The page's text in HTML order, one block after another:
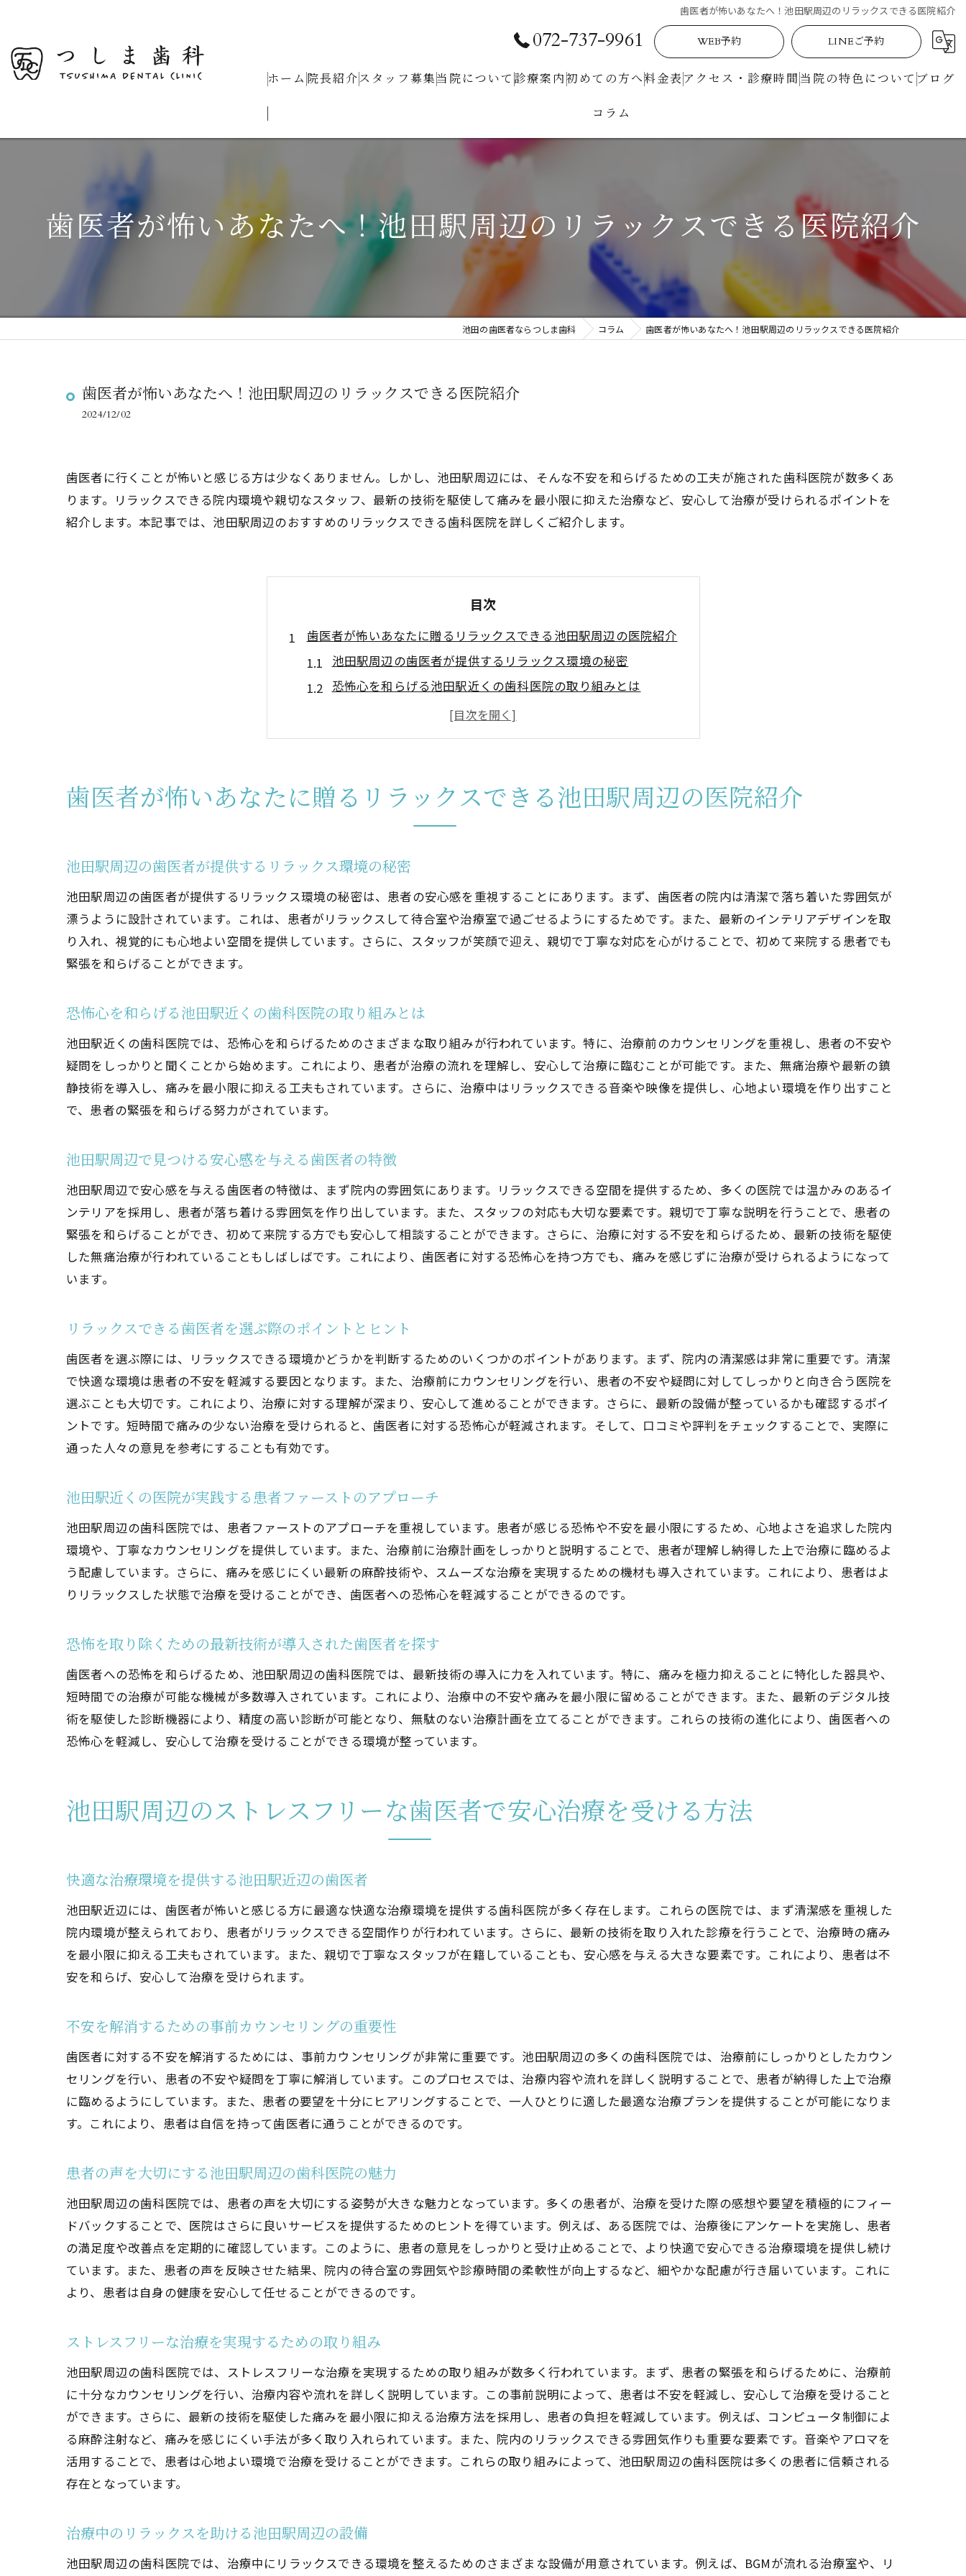
歯医者が怖いあなたへ！池田駅周辺のリラックスできる医院紹介
072-737-9961 WEB予約 LINEご予約
ホーム 院長紹介スタッフ募集当院について 診療案内
⾍⻭治療
睡眠歯科
噛み合わせ
初めての⽅へ料金表アクセス・診療時間 当院の特色について
駅近
マイクロスコープ
ブログ
コラム
歯医者が怖いあなたへ！池田駅周辺のリラックスできる医院紹介
池田の歯医者ならつしま歯科 コラム 歯医者が怖いあなたへ！池田駅周辺のリラックスできる医院紹介
歯医者が怖いあなたへ！池田駅周辺のリラックスできる医院紹介
2024/12/02
歯医者に行くことが怖いと感じる方は少なくありません。しかし、池田駅周辺には、そんな不安を和らげるための工夫が施された歯科医院が数多くあ
ります。リラックスできる院内環境や親切なスタッフ、最新の技術を駆使して痛みを最小限に抑えた治療など、安心して治療が受けられるポイントを
紹介します。本記事では、池田駅周辺のおすすめのリラックスできる歯科医院を詳しくご紹介します。
目次
歯医者が怖いあなたに贈るリラックスできる池田駅周辺の医院紹介
池田駅周辺の歯医者が提供するリラックス環境の秘密
恐怖心を和らげる池田駅近くの歯科医院の取り組みとは
池田駅周辺で見つける安心感を与える歯医者の特徴
リラックスできる歯医者を選ぶ際のポイントとヒント
恐怖を取り除くための最新技術が導入された歯医者を探す
池田駅周辺のストレスフリーな歯医者で安心治療を受ける方法
不安を解消するための事前カウンセリングの重要性
患者の声を大切にする池田駅周辺の歯科医院の魅力
ストレスフリーな治療を実現するための取り組み
治療中のリラックスを助ける池田駅周辺の設備
無痛治療を実現するための最新設備と技術
恐怖心を軽減するための歯医者選びのポイント
痛みを最小限に抑えるための治療方法の解説
池田駅周辺で評判の無痛歯科医院の探し方
患者の不安を考慮した池田駅近くの歯医者の取り組み
リラックスできる院内環境が提供する心の平穏
池田駅周辺で安心感を与えるインテリアと設備
恐怖心を和らげるためのスタッフの対応とケア
不安を取り除きやすくするための情報共有の大切さ
快適な治療を実現するための医院の心配り
池田駅周辺の歯医者での快適さをサポートする設備
治療中にリラックスできるための音楽やアロマの活用
池田駅近くの歯医者が提供する個別対応の重要性
歯医者が怖い方必見！池田駅周辺の安心できる医院選び
池田駅周辺で安心できる医院を探す際の注意点
歯医者が怖い理由を理解し対応する医院の特徴
安心感を与えるための医院の雰囲気作り
不安を解消するための医院の情報収集方法
池田駅周辺で見つける痛みを抑えた歯医者の魅力
痛みを抑えるための最新技術が導入された医院
患者の負担を軽減するための医院の工夫
池田駅周辺で話題の無痛治療が可能な歯医者
池田駅近くの歯医者で体験する無痛治療の魅力
池田駅周辺の歯医者でリラックスできる治療を受けるポイント
治療前に不安を取り除くための情報提供の重要性
患者のニーズに応えるための個別対応の魅力
歯医者が怖いあなたに贈るリラックスできる池田駅周辺の医院紹介
池田駅周辺の歯医者が提供するリラックス環境の秘密
池田駅周辺の歯医者が提供するリラックス環境の秘密は、患者の安心感を重視することにあります。まず、歯医者の院内は清潔で落ち着いた雰囲気が
漂うように設計されています。これは、患者がリラックスして待合室や治療室で過ごせるようにするためです。また、最新のインテリアデザインを取
り入れ、視覚的にも心地よい空間を提供しています。さらに、スタッフが笑顔で迎え、親切で丁寧な対応を心がけることで、初めて来院する患者でも
緊張を和らげることができます。
恐怖心を和らげる池田駅近くの歯科医院の取り組みとは
池田駅近くの歯科医院では、恐怖心を和らげるためのさまざまな取り組みが行われています。特に、治療前のカウンセリングを重視し、患者の不安や
疑問をしっかりと聞くことから始めます。これにより、患者が治療の流れを理解し、安心して治療に臨むことが可能です。また、無痛治療や最新の鎮
静技術を導入し、痛みを最小限に抑える工夫もされています。さらに、治療中はリラックスできる音楽や映像を提供し、心地よい環境を作り出すこと
で、患者の緊張を和らげる努力がされています。
池田駅周辺で見つける安心感を与える歯医者の特徴
池田駅周辺で安心感を与える歯医者の特徴は、まず院内の雰囲気にあります。リラックスできる空間を提供するため、多くの医院では温かみのあるイ
ンテリアを採用し、患者が落ち着ける雰囲気を作り出しています。また、スタッフの対応も大切な要素です。親切で丁寧な説明を行うことで、患者の
緊張を和らげることができ、初めて来院する方でも安心して相談することができます。さらに、治療に対する不安を和らげるため、最新の技術を駆使
した無痛治療が行われていることもしばしばです。これにより、歯医者に対する恐怖心を持つ方でも、痛みを感じずに治療が受けられるようになって
います。
リラックスできる歯医者を選ぶ際のポイントとヒント
歯医者を選ぶ際には、リラックスできる環境かどうかを判断するためのいくつかのポイントがあります。まず、院内の清潔感は非常に重要です。清潔
で快適な環境は患者の不安を軽減する要因となります。また、治療前にカウンセリングを行い、患者の不安や疑問に対してしっかりと向き合う医院を
選ぶことも大切です。これにより、治療に対する理解が深まり、安心して進めることができます。さらに、最新の設備が整っているかも確認するポイ
ントです。短時間で痛みの少ない治療を受けられると、歯医者に対する恐怖心が軽減されます。そして、口コミや評判をチェックすることで、実際に
通った人々の意見を参考にすることも有効です。
池田駅近くの医院が実践する患者ファーストのアプローチ
池田駅周辺の歯科医院では、患者ファーストのアプローチを重視しています。患者が感じる恐怖や不安を最小限にするため、心地よさを追求した院内
環境や、丁寧なカウンセリングを提供しています。また、治療前に治療計画をしっかりと説明することで、患者が理解し納得した上で治療に臨めるよ
う配慮しています。さらに、痛みを感じにくい最新の麻酔技術や、スムーズな治療を実現するための機材も導入されています。これにより、患者はよ
りリラックスした状態で治療を受けることができ、歯医者への恐怖心を軽減することができるのです。
恐怖を取り除くための最新技術が導入された歯医者を探す
歯医者への恐怖を和らげるため、池田駅周辺の歯科医院では、最新技術の導入に力を入れています。特に、痛みを極力抑えることに特化した器具や、
短時間での治療が可能な機械が多数導入されています。これにより、治療中の不安や痛みを最小限に留めることができます。また、最新のデジタル技
術を駆使した診断機器により、精度の高い診断が可能となり、無駄のない治療計画を立てることができます。これらの技術の進化により、歯医者への
恐怖心を軽減し、安心して治療を受けることができる環境が整っています。
池田駅周辺のストレスフリーな歯医者で安心治療を受ける方法
快適な治療環境を提供する池田駅近辺の歯医者
池田駅近辺には、歯医者が怖いと感じる方に最適な快適な治療環境を提供する歯科医院が多く存在します。これらの医院では、まず清潔感を重視した
院内環境が整えられており、患者がリラックスできる空間作りが行われています。さらに、最新の技術を取り入れた診療を行うことで、治療時の痛み
を最小限に抑える工夫もされています。また、親切で丁寧なスタッフが在籍していることも、安心感を与える大きな要素です。これにより、患者は不
安を和らげ、安心して治療を受けられます。
不安を解消するための事前カウンセリングの重要性
歯医者に対する不安を解消するためには、事前カウンセリングが非常に重要です。池田駅周辺の多くの歯科医院では、治療前にしっかりとしたカウン
セリングを行い、患者の不安や疑問を丁寧に解消しています。このプロセスでは、治療内容や流れを詳しく説明することで、患者が納得した上で治療
に臨めるようにしています。また、患者の要望を十分にヒアリングすることで、一人ひとりに適した最適な治療プランを提供することが可能になりま
す。これにより、患者は自信を持って歯医者に通うことができるのです。
患者の声を大切にする池田駅周辺の歯科医院の魅力
池田駅周辺の歯科医院では、患者の声を大切にする姿勢が大きな魅力となっています。多くの患者が、治療を受けた際の感想や要望を積極的にフィー
ドバックすることで、医院はさらに良いサービスを提供するためのヒントを得ています。例えば、ある医院では、治療後にアンケートを実施し、患者
の満足度や改善点を定期的に確認しています。このように、患者の意見をしっかりと受け止めることで、より快適で安心できる治療環境を提供し続け
ています。また、患者の声を反映させた結果、院内の待合室の雰囲気や診療時間の柔軟性が向上するなど、細やかな配慮が行き届いています。これに
より、患者は自身の健康を安心して任せることができるのです。
ストレスフリーな治療を実現するための取り組み
池田駅周辺の歯科医院では、ストレスフリーな治療を実現するための取り組みが数多く行われています。まず、患者の緊張を和らげるために、治療前
に十分なカウンセリングを行い、治療内容や流れを詳しく説明しています。この事前説明によって、患者は不安を軽減し、安心して治療を受けること
ができます。さらに、最新の技術を駆使した痛みを最小限に抑える治療方法を採用し、患者の負担を軽減しています。例えば、コンピュータ制御によ
る麻酔注射など、痛みを感じにくい手法が多く取り入れられています。また、院内のリラックスできる雰囲気作りも重要な要素です。音楽やアロマを
活用することで、患者は心地よい環境で治療を受けることができます。これらの取り組みによって、池田駅周辺の歯科医院は多くの患者に信頼される
存在となっています。
治療中のリラックスを助ける池田駅周辺の設備
池田駅周辺の歯科医院では、治療中にリラックスできる環境を整えるためのさまざまな設備が用意されています。例えば、BGMが流れる治療室や、リ